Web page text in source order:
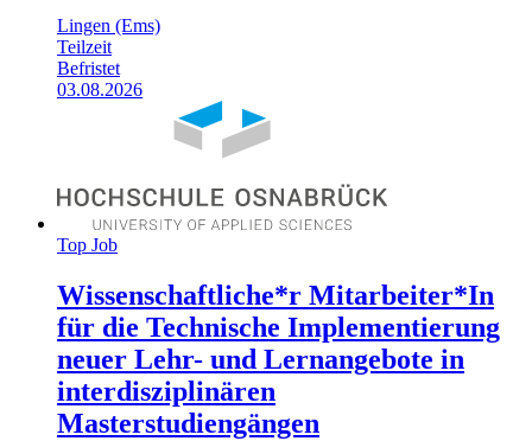
Lingen (Ems)
Teilzeit
Befristet
03.08.2026
Top Job
Wissenschaftliche*r Mitarbeiter*In
für die Technische Implementierung
neuer Lehr- und Lernangebote in
interdisziplinären
Masterstudiengängen